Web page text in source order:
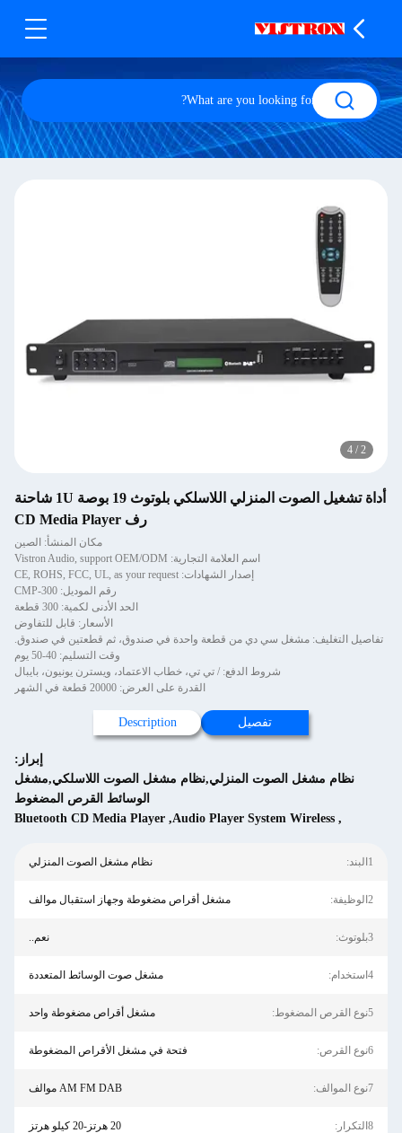
أداة تشغيل الصوت المنزلي اللاسلكي بلوتوث 19 بوصة 1U شاحنة
مكان المنشأ: الصين
اسم العلامة التجارية: Vistron Audio, support OEM/ODM
إصدار الشهادات: CE, ROHS, FCC, UL, as your request
رقم الموديل: CMP-300
الحد الأدنى لكمية: 300 قطعة
الأسعار: قابل للتفاوض
التغليف: مشغل سي دي من قطعة واحدة في صندوق، ثم قطعتين في صندوق.
وقت التسليم: 40-50 يوم
شروط الدفع: / تي تي، خطاب الاعتماد، ويسترن يونيون، بايبال
القدرة على العرض: 20000 قطعة في الشهر
Description
نظام مشغل الصوت المنزلي,نظام مشغل الصوت اللاسلكي,مشغل
الوسائط القرص المضغوط
Audio Player System Wireless
,
Bluetooth CD Media Player
نظام مشغل الصوت المنزلي
مشغل أقراص مضغوطة وجهاز استقبال موالف
مشغل صوت الوسائط المتعددة
مشغل أقراص مضغوطة واحد
فتحة في مشغل الأقراص المضغوطة
AM FM DAB موالف